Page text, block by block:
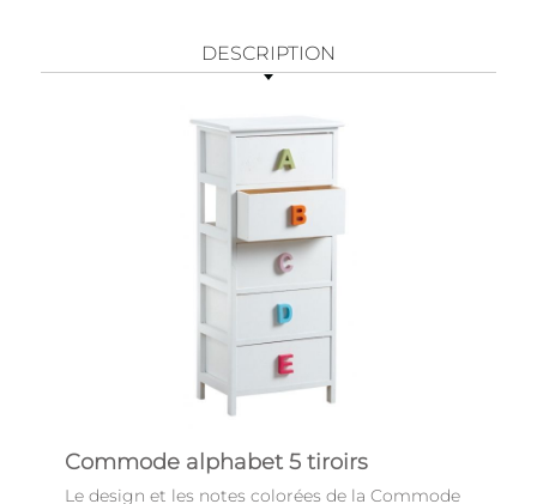
DESCRIPTION
Commode alphabet 5 tiroirs
Le design et les notes colorées de la Commode